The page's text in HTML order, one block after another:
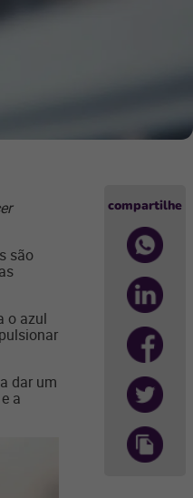
são
o azul
dar um
a
compartilhe